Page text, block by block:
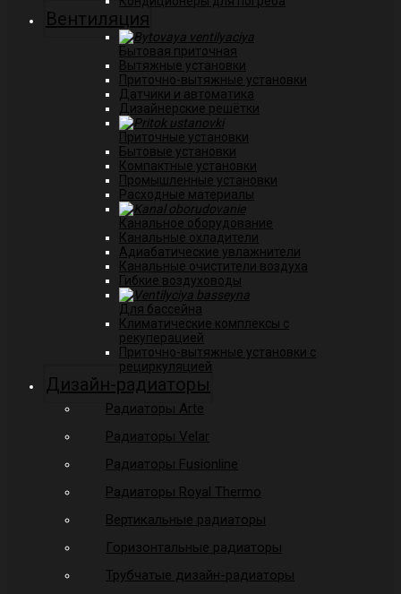
Вентиляция
Бытовая приточная
Вытяжные установки
Приточно-вытяжные установки
Датчики и автоматика
Дизайнерские решётки
Приточные установки
Бытовые установки
Компактные установки
Промышленные установки
Расходные материалы
Канальное оборудование
Канальные охладители
Адиабатические увлажнители
Канальные очистители воздуха
Гибкие воздуховоды
Для бассейна
Климатические комплексы с
рекуперацией
Приточно-вытяжные установки с
рециркуляцией
Дизайн-радиаторы
Радиаторы Arte
Радиаторы Velar
Радиаторы Fusionline
Радиаторы Royal Thermo
Вертикальные радиаторы
Горизонтальные радиаторы
Трубчатые дизайн-радиаторы